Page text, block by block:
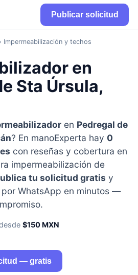
Publicar solicitud
Impermeabilización y techos
en
Sta Úrsula,
en Pedregal de
? En manoExperta hay 0
con reseñas y cobertura en
impermeabilización de
tu solicitud gratis y
WhatsApp en minutos —
$150 MXN
— gratis